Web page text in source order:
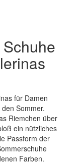
für Damen
Sommer.
Riemchen über
ein nützliches
Passform der
Farben.